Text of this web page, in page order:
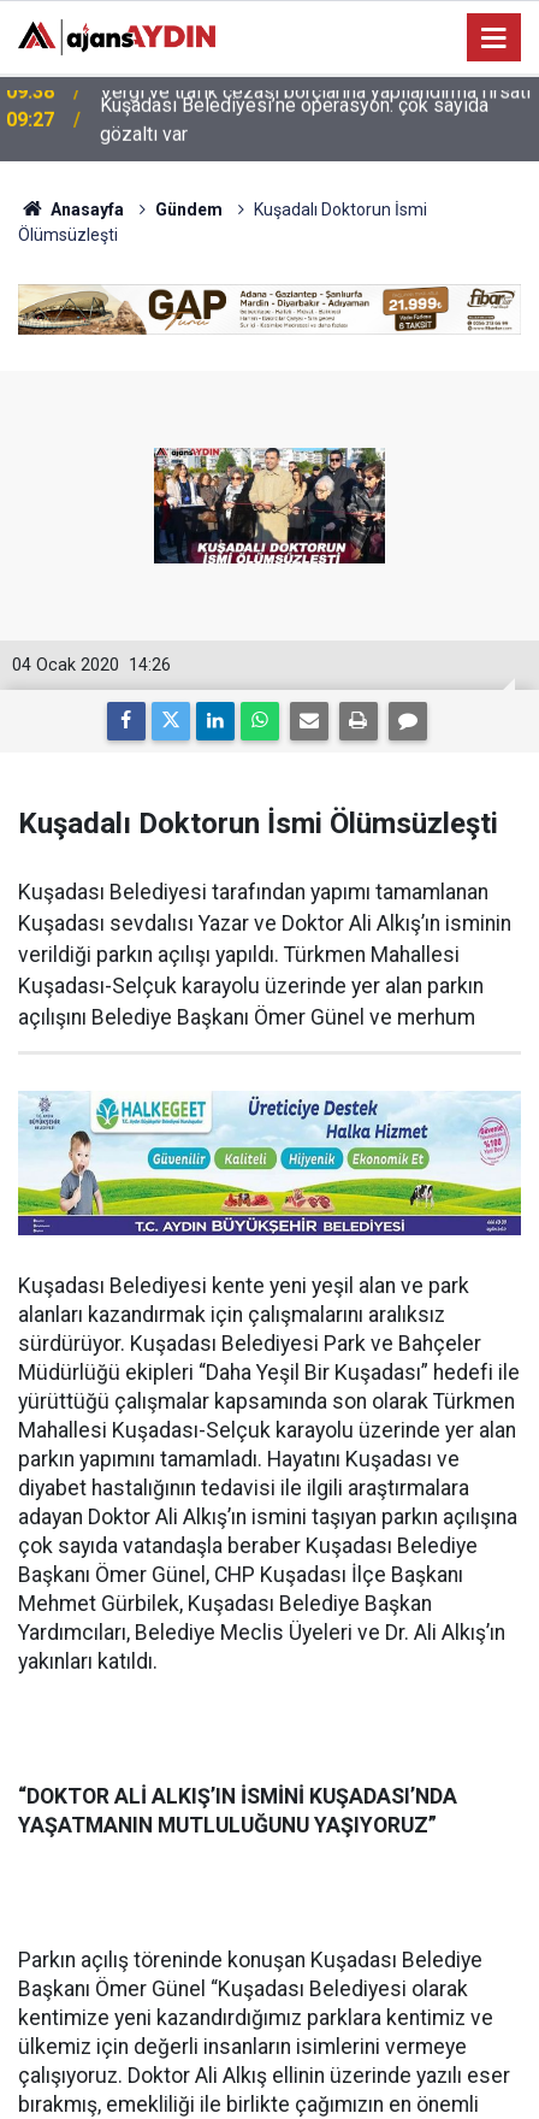
09:27
Kuşadası Belediyesi’ne operasyon: çok sayıda
gözaltı var
Anasayfa Gündem
Kuşadalı Doktorun İsmi
Ölümsüzleşti
14:26
04 Ocak 2020
Kuşadalı Doktorun İsmi Ölümsüzleşti
Kuşadası Belediyesi tarafından yapımı tamamlanan
Kuşadası sevdalısı Yazar ve Doktor Ali Alkış’ın isminin
verildiği parkın açılışı yapıldı. Türkmen Mahallesi
Kuşadası-Selçuk karayolu üzerinde yer alan parkın
açılışını Belediye Başkanı Ömer Günel ve merhum
Kuşadası Belediyesi kente yeni yeşil alan ve park
alanları kazandırmak için çalışmalarını aralıksız
sürdürüyor. Kuşadası Belediyesi Park ve Bahçeler
Müdürlüğü ekipleri “Daha Yeşil Bir Kuşadası” hedefi ile
yürüttüğü çalışmalar kapsamında son olarak Türkmen
Mahallesi Kuşadası-Selçuk karayolu üzerinde yer alan
parkın yapımını tamamladı. Hayatını Kuşadası ve
diyabet hastalığının tedavisi ile ilgili araştırmalara
adayan Doktor Ali Alkış’ın ismini taşıyan parkın açılışına
çok sayıda vatandaşla beraber Kuşadası Belediye
Başkanı Ömer Günel, CHP Kuşadası İlçe Başkanı
Mehmet Gürbilek, Kuşadası Belediye Başkan
Yardımcıları, Belediye Meclis Üyeleri ve Dr. Ali Alkış’ın
yakınları katıldı.
“DOKTOR ALİ ALKIŞ’IN İSMİNİ KUŞADASI’NDA
YAŞATMANIN MUTLULUĞUNU YAŞIYORUZ”
Parkın açılış töreninde konuşan Kuşadası Belediye
Başkanı Ömer Günel “Kuşadası Belediyesi olarak
kentimize yeni kazandırdığımız parklara kentimiz ve
ülkemiz için değerli insanların isimlerini vermeye
çalışıyoruz. Doktor Ali Alkış ellinin üzerinde yazılı eser
bırakmış, emekliliği ile birlikte çağımızın en önemli